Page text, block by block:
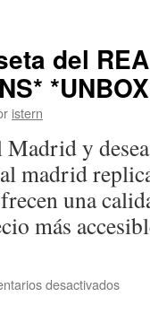
2024
del
istern
Madrid y
madrid
una
más
desactivadosen